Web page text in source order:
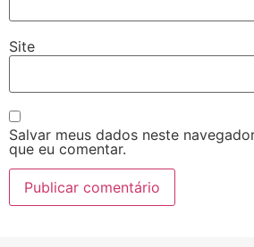
Site
Salvar meus dados neste
que eu comentar.